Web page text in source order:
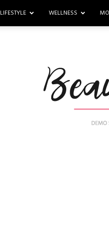
LIFESTYLE WELLNESS